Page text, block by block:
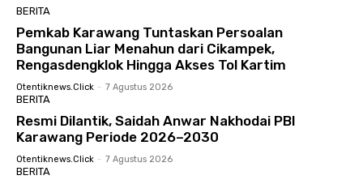
BERITA
Pemkab Karawang Tuntaskan Persoalan
Bangunan Liar Menahun dari Cikampek,
Rengasdengklok Hingga Akses Tol Kartim
Otentiknews.click - 7 Agustus 2026
BERITA
Resmi Dilantik, Saidah Anwar Nakhodai PBI
Karawang Periode 2026–2030
Otentiknews.click - 7 Agustus 2026
BERITA